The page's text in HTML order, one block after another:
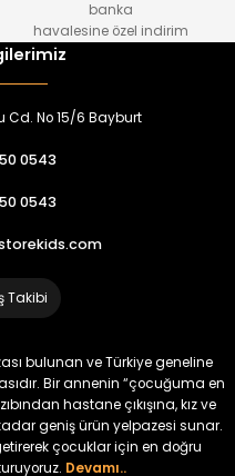
₺ 650
Çocuk 3’lü Takım
Kız Çocuk ve Bebek Tayt
Çocuk ve Bebek Tayt
banka
havalesine özel indirim
Cd. No 15/6 Bayburt
0543
0543
Takibi
bulunan ve Türkiye geneline
Bir annenin “çocuğuma en
hastane çıkışına, kız ve
geniş ürün yelpazesi sunar.
çocuklar için en doğru
Devamı..